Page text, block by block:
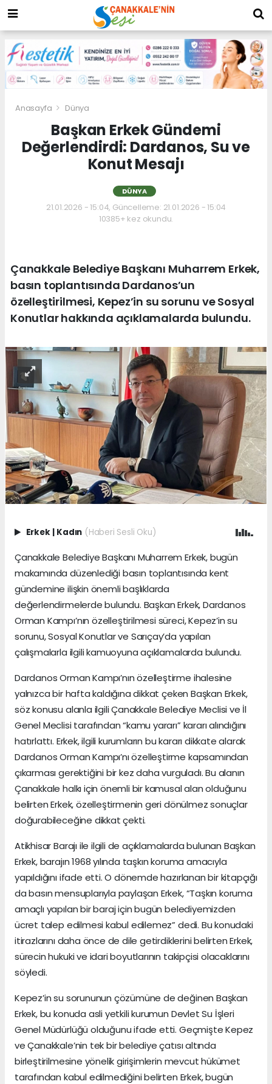
Anasayfa Dünya
Başkan Erkek Gündemi
Değerlendirdi: Dardanos, Su ve
Konut Mesajı
DÜNYA
21.01.2026 - 15:04, Güncelleme: 21.01.2026 - 15:04
10385+ kez okundu.
Çanakkale Belediye Başkanı Muharrem Erkek,
basın toplantısında Dardanos’un
özelleştirilmesi, Kepez’in su sorunu ve Sosyal
Konutlar hakkında açıklamalarda bulundu.
Erkek | Kadın (Haberi Sesli Oku)
Çanakkale Belediye Başkanı Muharrem Erkek, bugün
makamında düzenlediği basın toplantısında kent
gündemine ilişkin önemli başlıklarda
değerlendirmelerde bulundu. Başkan Erkek, Dardanos
Orman Kampı’nın özelleştirilmesi süreci, Kepez’in su
sorunu, Sosyal Konutlar ve Sarıçay’da yapılan
çalışmalarla ilgili kamuoyuna açıklamalarda bulundu.
Dardanos Orman Kampı’nın özelleştirme ihalesine
yalnızca bir hafta kaldığına dikkat çeken Başkan Erkek,
söz konusu alanla ilgili Çanakkale Belediye Meclisi ve İl
Genel Meclisi tarafından “kamu yararı” kararı alındığını
hatırlattı. Erkek, ilgili kurumların bu kararı dikkate alarak
Dardanos Orman Kampı’nı özelleştirme kapsamından
çıkarması gerektiğini bir kez daha vurguladı. Bu alanın
Çanakkale halkı için önemli bir kamusal alan olduğunu
belirten Erkek, özelleştirmenin geri dönülmez sonuçlar
doğurabileceğine dikkat çekti.
Atikhisar Barajı ile ilgili de açıklamalarda bulunan Başkan
Erkek, barajın 1968 yılında taşkın koruma amacıyla
yapıldığını ifade etti. O dönemde hazırlanan bir kitapçığı
da basın mensuplarıyla paylaşan Erkek, “Taşkın koruma
amaçlı yapılan bir baraj için bugün belediyemizden
ücret talep edilmesi kabul edilemez” dedi. Bu konudaki
itirazlarını daha önce de dile getirdiklerini belirten Erkek,
sürecin hukuki ve idari boyutlarının takipçisi olacaklarını
söyledi.
Kepez’in su sorununun çözümüne de değinen Başkan
Erkek, bu konuda asli yetkili kurumun Devlet Su İşleri
Genel Müdürlüğü olduğunu ifade etti. Geçmişte Kepez
ve Çanakkale’nin tek bir belediye çatısı altında
birleştirilmesine yönelik girişimlerin mevcut hükümet
tarafından kabul edilmediğini belirten Erkek, bugün